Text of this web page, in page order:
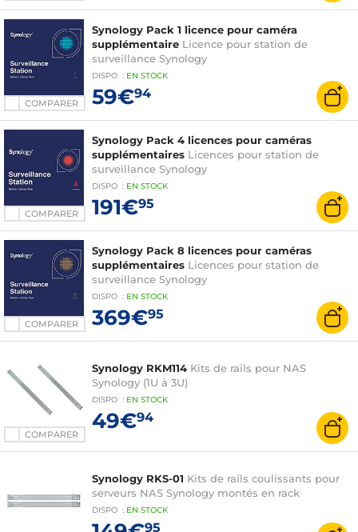
COMPARER
Synology Pack 1 licence pour caméra
supplémentaire Licence pour station de
surveillance Synology
DISPO : EN STOCK
59€94
COMPARER
Synology Pack 4 licences pour caméras
supplémentaires Licences pour station de
surveillance Synology
DISPO : EN STOCK
191€95
COMPARER
Synology Pack 8 licences pour caméras
supplémentaires Licences pour station de
surveillance Synology
DISPO : EN STOCK
369€95
COMPARER
Synology RKM114 Kits de rails pour NAS
Synology (1U à 3U)
DISPO : EN STOCK
49€94
Synology RKS-01 Kits de rails coulissants pour
serveurs NAS Synology montés en rack
DISPO : EN STOCK
95